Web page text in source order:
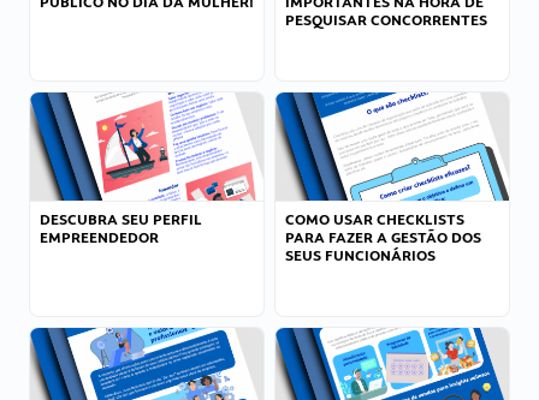
PESQUISAR CONCORRENTES
DESCUBRA SEU PERFIL
EMPREENDEDOR
COMO USAR CHECKLISTS
PARA FAZER A GESTÃO DOS
SEUS FUNCIONÁRIOS